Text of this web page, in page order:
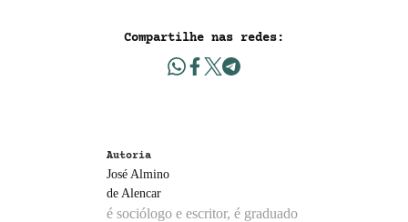
Compartilhe nas redes:
Autoria
José Almino
de Alencar
é sociólogo e escritor, é graduado